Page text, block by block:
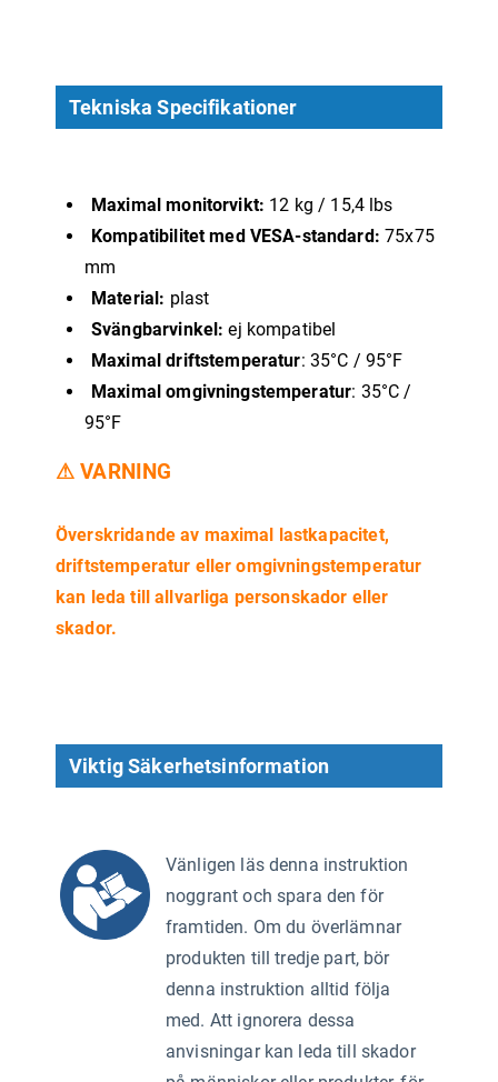
Tekniska Specifikationer
Maximal monitorvikt: 12 kg / 15,4 lbs
Kompatibilitet med VESA-standard: 75x75
mm
Material: plast
Svängbarvinkel: ej kompatibel
Maximal driftstemperatur: 35°C / 95°F
Maximal omgivningstemperatur: 35°C /
95°F
⚠ VARNING
Överskridande av maximal lastkapacitet,
driftstemperatur eller omgivningstemperatur
kan leda till allvarliga personskador eller
skador.
Viktig Säkerhetsinformation
Vänligen läs denna instruktion
noggrant och spara den för
framtiden. Om du överlämnar
produkten till tredje part, bör
denna instruktion alltid följa
med. Att ignorera dessa
anvisningar kan leda till skador